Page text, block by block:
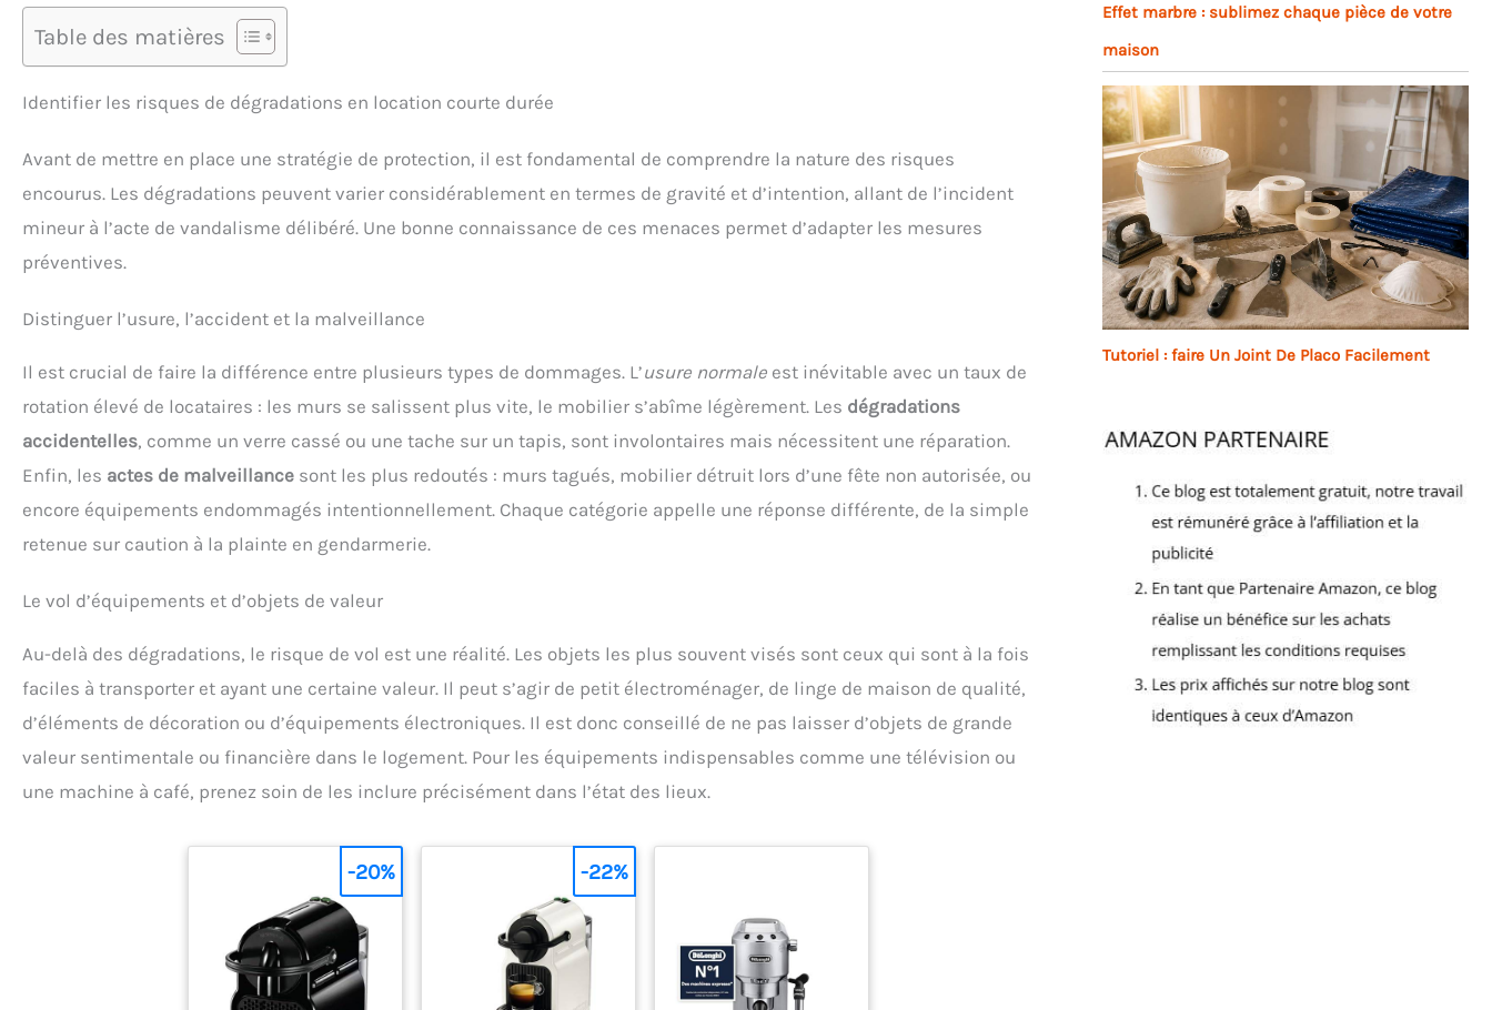
Table des matières
Identifier les risques de dégradations en location courte durée
Avant de mettre en place une stratégie de protection, il est fondamental de comprendre la nature des risques
encourus. Les dégradations peuvent varier considérablement en termes de gravité et d’intention, allant de l’incident
mineur à l’acte de vandalisme délibéré. Une bonne connaissance de ces menaces permet d’adapter les mesures
préventives.
Distinguer l’usure, l’accident et la malveillance
Il est crucial de faire la différence entre plusieurs types de dommages. L’usure normale est inévitable avec un taux de
rotation élevé de locataires : les murs se salissent plus vite, le mobilier s’abîme légèrement. Les dégradations
accidentelles, comme un verre cassé ou une tache sur un tapis, sont involontaires mais nécessitent une réparation.
Enfin, les actes de malveillance sont les plus redoutés : murs tagués, mobilier détruit lors d’une fête non autorisée, ou
encore équipements endommagés intentionnellement. Chaque catégorie appelle une réponse différente, de la simple
retenue sur caution à la plainte en gendarmerie.
Le vol d’équipements et d’objets de valeur
Au-delà des dégradations, le risque de vol est une réalité. Les objets les plus souvent visés sont ceux qui sont à la fois
faciles à transporter et ayant une certaine valeur. Il peut s’agir de petit électroménager, de linge de maison de qualité,
d’éléments de décoration ou d’équipements électroniques. Il est donc conseillé de ne pas laisser d’objets de grande
valeur sentimentale ou financière dans le logement. Pour les équipements indispensables comme une télévision ou
une machine à café, prenez soin de les inclure précisément dans l’état des lieux.
-20% -22%
Effet marbre : sublimez chaque pièce de votre
maison
Tutoriel : faire Un Joint De Placo Facilement